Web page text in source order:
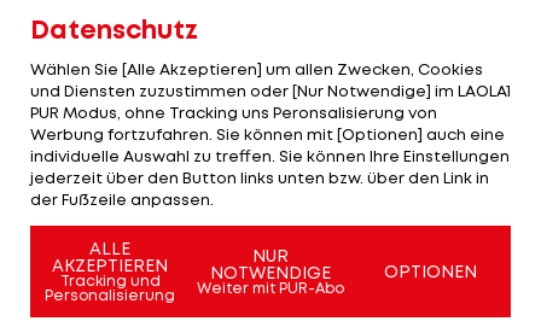
KOMMENTARE
Datenschutz
Wählen Sie [Alle Akzeptieren] um allen Zwecken, Cookies
und Diensten zuzustimmen oder [Nur Notwendige] im LAOLA1
PUR Modus, ohne Tracking uns Peronsalisierung von
Werbung fortzufahren. Sie können mit [Optionen] auch eine
individuelle Auswahl zu treffen. Sie können Ihre Einstellungen
jederzeit über den Button links unten bzw. über den Link in
der Fußzeile anpassen.
ALLE
AKZEPTIEREN
Tracking und
Personalisierung
NUR
NOTWENDIGE
Weiter mit PUR-Abo
OPTIONEN